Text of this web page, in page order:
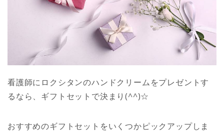
看護師にロクシタンのハンドクリームをプレゼントす
るなら、ギフトセットで決まり(^^)☆
おすすめのギフトセットをいくつかピックアップしま